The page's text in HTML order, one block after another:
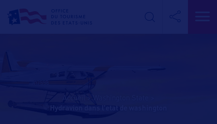
Accueil
hydravion dans l’etat de washington